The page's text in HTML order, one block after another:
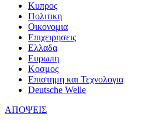
Κυπρος
Πολιτικη
Οικονομια
Επιχειρησεις
Ελλαδα
Ευρωπη
Κοσμος
Επιστημη και Τεχνολογια
Deutsche Welle
ΑΠΟΨΕΙΣ